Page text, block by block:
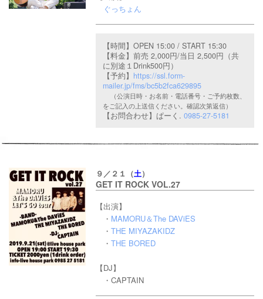
ぐっちょん
【時間】OPEN 15:00 / START 15:30
【料金】前売 2,000円/当日 2,500円（共
に別途１Drink500円）
【予約】 https://ssl.form-
mailer.jp/fms/bc5b2fca629895
（公演日時・お名前・電話番号・ご予約枚数、
をご記入の上送信ください。確認次第返信）
【お問合わせ】ぱーく.0985-27-5181
９／２１（土）
GET IT ROCK VOL.27
【出演】
・ MAMORU＆The DAViES
・ THE MIYAZAKIDZ
・ THE BORED
【DJ】
・CAPTAIN